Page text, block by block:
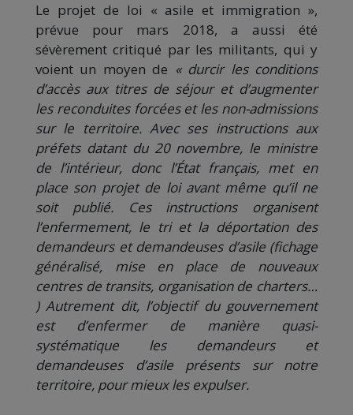
Le projet de loi « asile et immigration »,
prévue pour mars 2018, a aussi été
sévèrement critiqué par les militants, qui y
voient un moyen de « durcir les conditions
d’accès aux titres de séjour et d’augmenter
les reconduites forcées et les non-admissions
sur le territoire. Avec ses instructionsaux
préfets datant du 20 novembre, le ministre
de l’intérieur, donc l’État français, met en
place son projet de loi avant même qu’il ne
soit publié. Ces instructions organisent
l’enfermement, le tri et la déportation des
demandeurs et demandeuses d’asile (fichage
généralisé, mise en place de nouveaux
centresde transits, organisationde charters…
) Autrement dit, l’objectif du gouvernement
est d’enfermer de manière quasi-
systématique les demandeurs et
demandeuses d’asile présents sur notre
territoire, pour mieux les expulser.